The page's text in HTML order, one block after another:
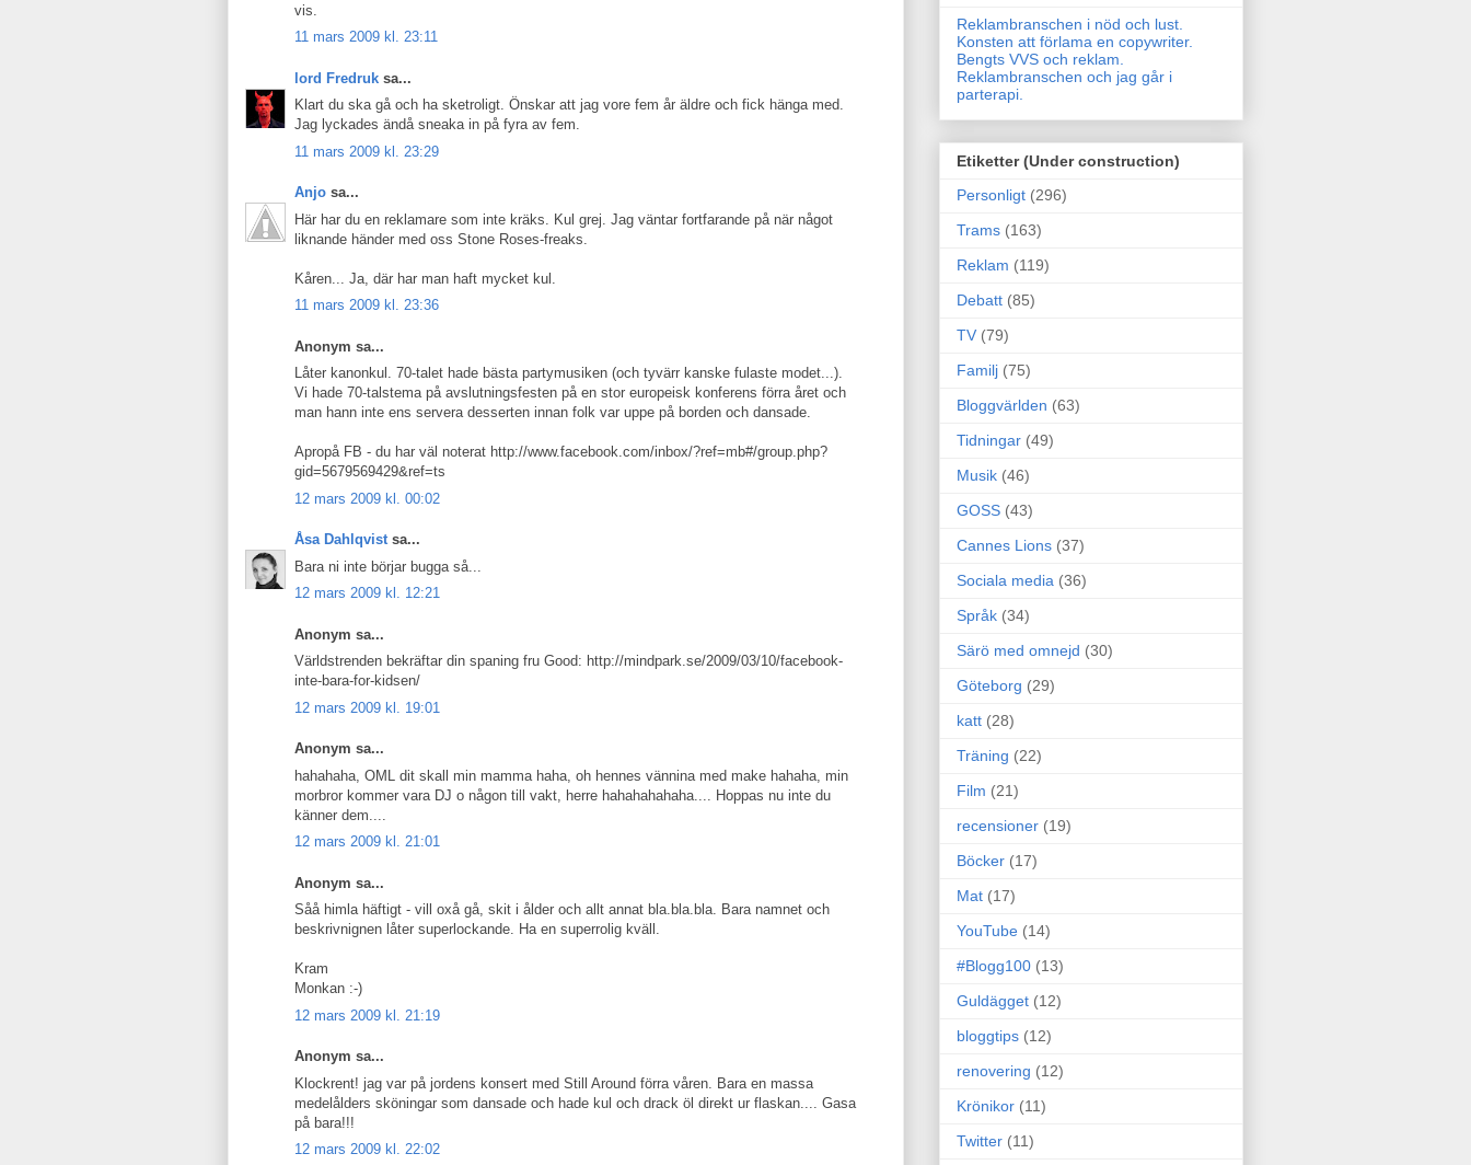
vis.
11 mars 2009 kl. 23:11
lord Fredruk sa...
Klart du ska gå och ha sketroligt. Önskar att jag vore fem år äldre och fick hänga med.
Jag lyckades ändå sneaka in på fyra av fem.
11 mars 2009 kl. 23:29
Anjo sa...
Här har du en reklamare som inte kräks. Kul grej. Jag väntar fortfarande på när något
liknande händer med oss Stone Roses-freaks.
Kåren... Ja, där har man haft mycket kul.
11 mars 2009 kl. 23:36
Anonym sa...
Låter kanonkul. 70-talet hade bästa partymusiken (och tyvärr kanske fulaste modet...).
Vi hade 70-talstema på avslutningsfesten på en stor europeisk konferens förra året och
man hann inte ens servera desserten innan folk var uppe på borden och dansade.
Apropå FB - du har väl noterat http://www.facebook.com/inbox/?ref=mb#/group.php?
gid=5679569429&ref=ts
12 mars 2009 kl. 00:02
Åsa Dahlqvistsa...
Bara ni inte börjar bugga så...
12 mars 2009 kl. 12:21
Anonym sa...
Världstrenden bekräftar din spaning fru Good: http://mindpark.se/2009/03/10/facebook-
inte-bara-for-kidsen/
12 mars 2009 kl. 19:01
Anonym sa...
hahahaha, OML dit skall min mamma haha, oh hennes vännina med make hahaha, min
morbror kommer vara DJ o någon till vakt, herre hahahahahaha.... Hoppas nu inte du
känner dem....
12 mars 2009 kl. 21:01
Anonym sa...
Såå himla häftigt - vill oxå gå, skit i ålder och allt annat bla.bla.bla. Bara namnet och
beskrivnignen låter superlockande. Ha en superrolig kväll.
Kram
Monkan :-)
12 mars 2009 kl. 21:19
Anonym sa...
Klockrent! jag var på jordens konsert med Still Around förra våren. Bara en massa
medelålders sköningar som dansade och hade kul och drack öl direkt ur flaskan.... Gasa
på bara!!!
12 mars 2009 kl. 22:02
Reklambranschen i nöd och lust.
Konsten att förlama en copywriter.
Bengts VVS och reklam.
Reklambranschen och jag går i
parterapi.
Etiketter (Under construction)
Personligt (296)
Trams (163)
Reklam (119)
Debatt (85)
TV (79)
Familj (75)
Bloggvärlden (63)
Tidningar (49)
Musik (46)
GOSS (43)
Cannes Lions (37)
Sociala media (36)
Språk (34)
Särö med omnejd (30)
Göteborg (29)
katt (28)
Träning (22)
Film (21)
recensioner (19)
Böcker (17)
Mat (17)
YouTube (14)
#Blogg100 (13)
Guldägget (12)
bloggtips (12)
renovering (12)
Krönikor (11)
Twitter (11)